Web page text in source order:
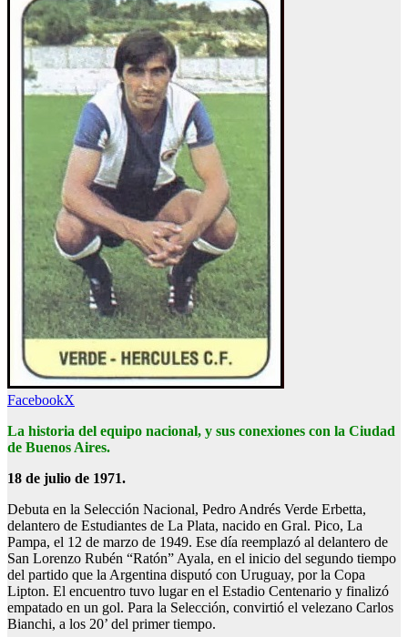
FacebookX
La historia del equipo nacional, y sus conexiones con la Ciudad
de Buenos Aires.
18 de julio de 1971.
Debuta en la Selección Nacional, Pedro Andrés Verde Erbetta,
delantero de Estudiantes de La Plata, nacido en Gral. Pico, La
Pampa, el 12 de marzo de 1949. Ese día reemplazó al delantero de
San Lorenzo Rubén “Ratón” Ayala, en el inicio del segundo tiempo
del partido que la Argentina disputó con Uruguay, por la Copa
Lipton. El encuentro tuvo lugar en el Estadio Centenario y finalizó
empatado en un gol. Para la Selección, convirtió el velezano Carlos
Bianchi, a los 20’ del primer tiempo.